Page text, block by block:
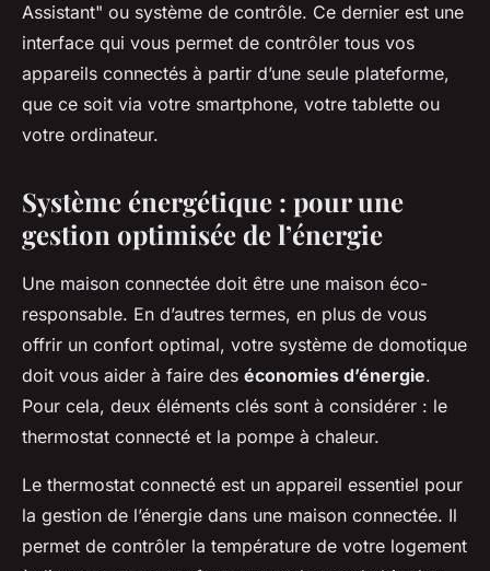
Assistant" ou système de contrôle. Ce dernier est une
interface qui vous permet de contrôler tous vos
appareils connectés à partir d’une seule plateforme,
que ce soit via votre smartphone, votre tablette ou
votre ordinateur.
Système énergétique : pour une
gestion optimisée de l’énergie
Une maison connectée doit être une maison éco-
responsable. En d’autres termes, en plus de vous
offrir un confort optimal, votre système de domotique
doit vous aider à faire des économies d’énergie.
Pour cela, deux éléments clés sont à considérer : le
thermostat connecté et la pompe à chaleur.
Le thermostat connecté est un appareil essentiel pour
la gestion de l’énergie dans une maison connectée. Il
permet de contrôler la température de votre logement